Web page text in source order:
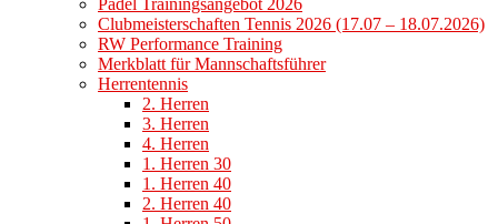
Padel Trainingsangebot 2026
Clubmeisterschaften Tennis 2026 (17.07 – 18.07.2026)
RW Performance Training
Merkblatt für Mannschaftsführer
Herrentennis
2. Herren
3. Herren
4. Herren
1. Herren 30
1. Herren 40
2. Herren 40